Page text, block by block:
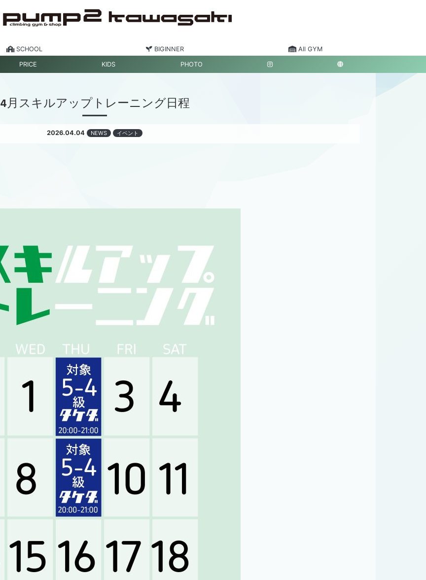
SCHOOL BIGINNER All GYM
PRICE KIDS PHOTO
4月スキルアップトレーニング日程
2026.04.04 NEWS イベント